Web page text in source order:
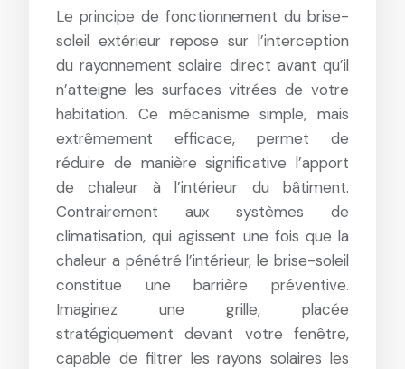
Le principe de fonctionnement du brise-
soleil extérieur repose sur l’interception
du rayonnement solaire direct avant qu’il
n’atteigne les surfaces vitrées de votre
habitation. Ce mécanisme simple, mais
extrêmement efficace, permet de
réduire de manière significative l’apport
de chaleur à l’intérieur du bâtiment.
Contrairement aux systèmes de
climatisation, qui agissent une fois que la
chaleur a pénétré l’intérieur, le brise-soleil
constitue une barrière préventive.
Imaginez une grille, placée
stratégiquement devant votre fenêtre,
capable de filtrer les rayons solaires les